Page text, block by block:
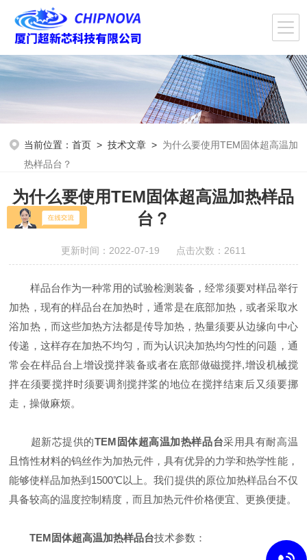
当前位置：首页 >技术文章 > 为什么要使用TEM固体超高温加
热样品台？
为什么要使用TEM固体超高温加热样品
台？
更新时间：2022-07-19 点击次数：2611
样品台作为一种常用的试验检测装备，经常须要对样品举行
加热，现有的样品台在加热时，通常是在底部加热，或者采取水
浴加热，而这些加热方法都是传导加热，热量须要从边缘向中心
传递，这样存在加热不均匀，而为认识决加热均匀性的问题，通
常会在样品台上增设搅拌装备或者在底部做磁搅拌,增设机械搅
拌在须要搅拌时须要调剂搅拌桨的地位在搅拌结束后又须要挪
走，操做麻烦。
超新芯提供的TEM固体超高温加热样品台采用具有耐高温
且惰性材料的钨丝作为加热元件，具有优异的力学和热学性能，
能够使样品加热到1500℃以上。我们提供的原位加热样品台不仅
具备较高的温度控制精度，而且加热元件价格便宜、更换便捷。
TEM固体超高温加热样品台技术参数：